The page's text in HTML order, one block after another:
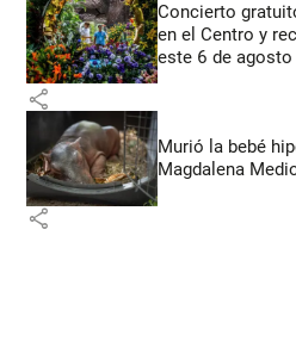
Concierto
en el Centro y
este 6 de
share
Murió la bebé
Magdalena
share